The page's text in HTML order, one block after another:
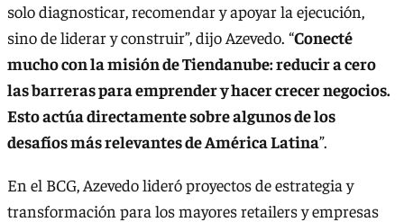
solo diagnosticar, recomendar y apoyar la ejecución,
sino de liderar y construir”, dijo Azevedo. “Conecté
mucho con la misión de Tiendanube: reducir a cero
las barreras para emprender y hacer crecer negocios.
Esto actúa directamente sobre algunos de los
desafíos más relevantes de América Latina”.
En el BCG, Azevedo lideró proyectos de estrategia y
transformación para los mayores retailers y empresas